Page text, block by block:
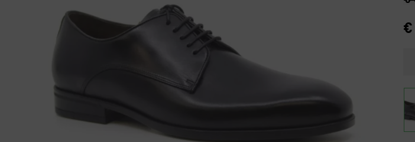
Pantoffels
Verbandschoenen (externe website)
Lowa
Meindl €